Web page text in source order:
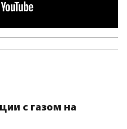
с газом на